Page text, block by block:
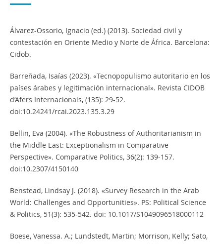
Álvarez-Ossorio, Ignacio (ed.) (2013). Sociedad civil y
contestación en Oriente Medio y Norte de África. Barcelona:
Cidob.
Barreñada, Isaías (2023). «Tecnopopulismo autoritario en los
países árabes y legitimación internacional». Revista CIDOB
d’Afers Internacionals, (135): 29-52.
doi:10.24241/rcai.2023.135.3.29
Bellin, Eva (2004). «The Robustness of Authoritarianism in
the Middle East: Exceptionalism in Comparative
Perspective». Comparative Politics, 36(2): 139-157.
doi:10.2307/4150140
Benstead, Lindsay J. (2018). «Survey Research in the Arab
World: Challenges and Opportunities». PS: Political Science
& Politics, 51(3): 535-542. doi: 10.1017/S1049096518000112
Boese, Vanessa. A.; Lundstedt, Martin; Morrison, Kelly; Sato,